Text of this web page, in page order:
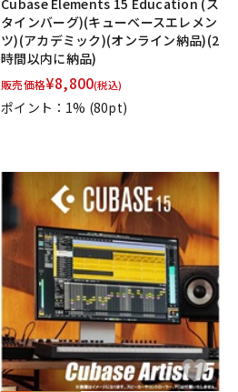
Cubase Elements 15 Education (ス
タインバーグ)(キューベースエレメン
ツ)(アカデミック)(オンライン納品)(2
時間以内に納品)
販売価格¥8,800(税込)
ポイント：1% (80pt)